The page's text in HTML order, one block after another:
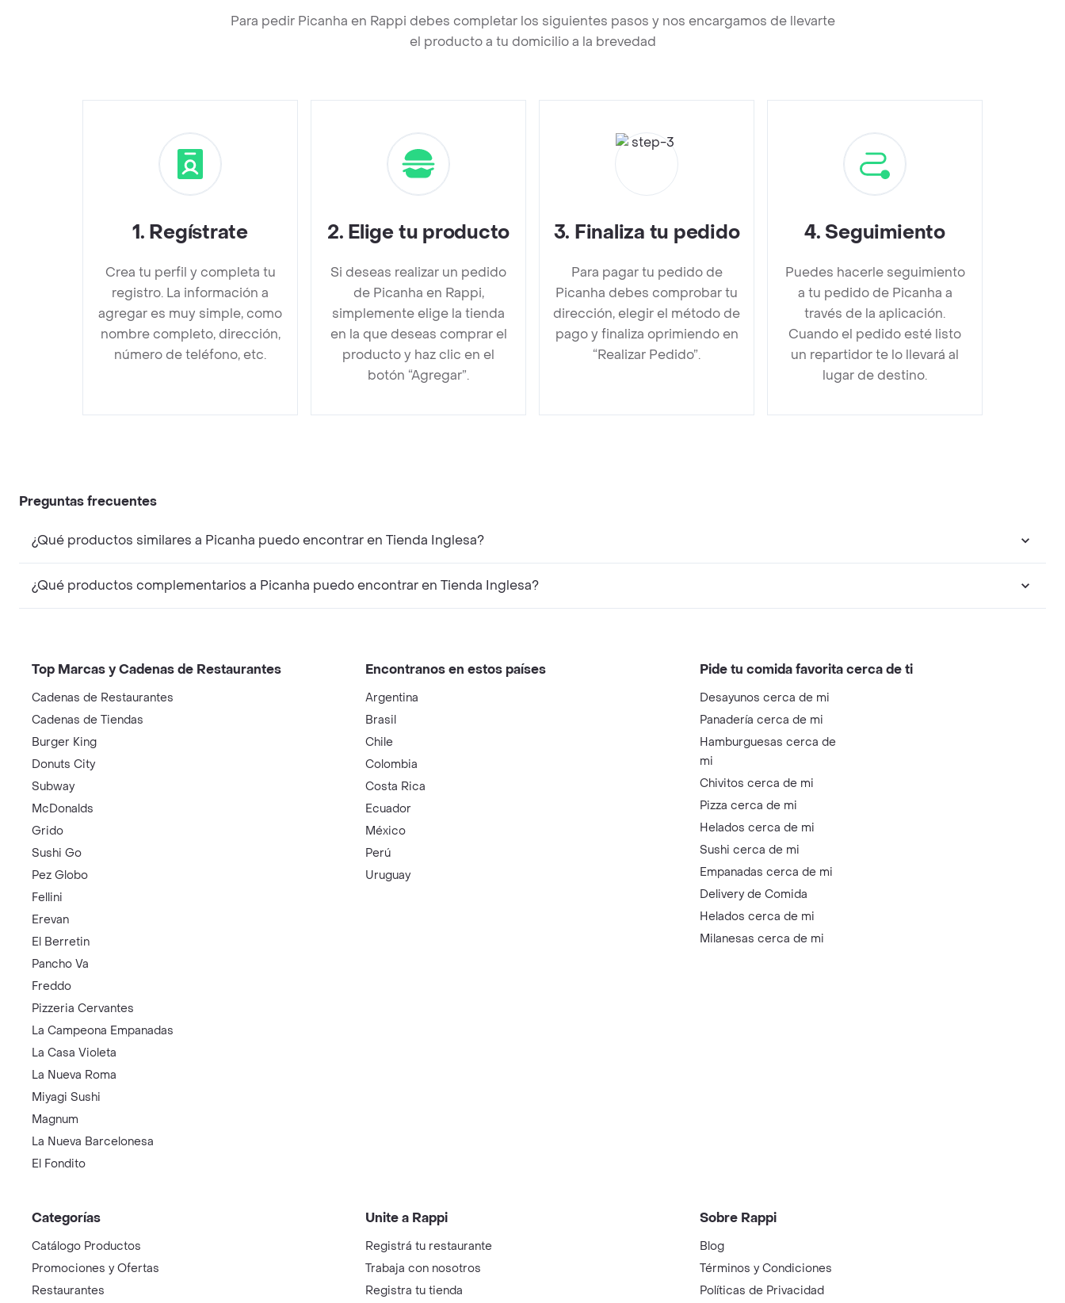
Para pedir Picanha en Rappi debes completar los siguientes pasos y nos encargamos de llevarte
el producto a tu domicilio a la brevedad
1. Regístrate
Crea tu perfil y completa tu
registro. La información a
agregar es muy simple, como
nombre completo, dirección,
número de teléfono, etc.
2. Elige tu producto
Si deseas realizar un pedido
de Picanha en Rappi,
simplemente elige la tienda
en la que deseas comprar el
producto y haz clic en el
botón “Agregar”.
3. Finaliza tu pedido
Para pagar tu pedido de
Picanha debes comprobar tu
dirección, elegir el método de
pago y finaliza oprimiendo en
“Realizar Pedido”.
4. Seguimiento
Puedes hacerle seguimiento
a tu pedido de Picanha a
través de la aplicación.
Cuando el pedido esté listo
un repartidor te lo llevará al
lugar de destino.
Preguntas frecuentes
¿Qué productos similares a Picanha puedo encontrar en Tienda Inglesa?
¿Qué productos complementarios a Picanha puedo encontrar en Tienda Inglesa?
Top Marcas y Cadenas de Restaurantes
Cadenas de Restaurantes
Cadenas de Tiendas
Burger King
Donuts City
Subway
McDonalds
Grido
Sushi Go
Pez Globo
Fellini
Erevan
El Berretin
Pancho Va
Freddo
Pizzeria Cervantes
La Campeona Empanadas
La Casa Violeta
La Nueva Roma
Miyagi Sushi
Magnum
La Nueva Barcelonesa
El Fondito
Encontranos en estos países
Argentina
Brasil
Chile
Colombia
Costa Rica
Ecuador
México
Perú
Uruguay
Pide tu comida favorita cerca de ti
Desayunos cerca de mi
Panadería cerca de mi
Hamburguesas cerca de
mi
Chivitos cerca de mi
Pizza cerca de mi
Helados cerca de mi
Sushi cerca de mi
Empanadas cerca de mi
Delivery de Comida
Helados cerca de mi
Milanesas cerca de mi
Categorías
Catálogo Productos
Promociones y Ofertas
Restaurantes
Unite a Rappi
Registrá tu restaurante
Trabaja con nosotros
Registra tu tienda
Sobre Rappi
Blog
Términos y Condiciones
Políticas de Privacidad